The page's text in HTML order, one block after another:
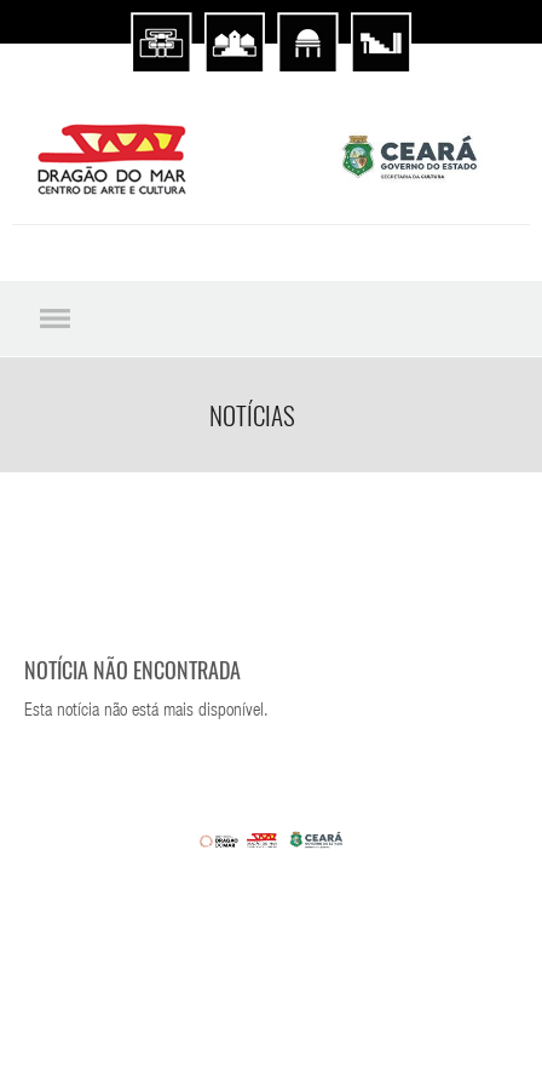
NOTÍCIAS
NOTÍCIA NÃO ENCONTRADA
Esta notícia não está mais disponível.